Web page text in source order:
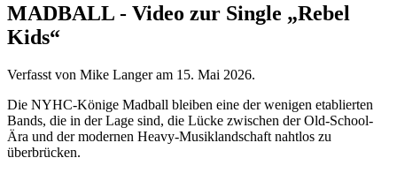
MADBALL - Video zur Single „Rebel
Kids“
Verfasst von Mike Langer am 15. Mai 2026.
Die NYHC-Könige Madball bleiben eine der wenigen etablierten
Bands, die in der Lage sind, die Lücke zwischen der Old-School-
Ära und der modernen Heavy-Musiklandschaft nahtlos zu
überbrücken.